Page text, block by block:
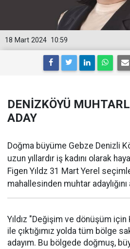
10:59
18 Mart 2024
DENİZKÖYÜ
ADAY
Doğma büyüme Gebze Denizli
uzun yıllardır iş kadını olarak
Figen Yıldz 31 Mart Yerel
mahallesinden muhtar adaylığını
Yıldız "Değişim ve dönüşüm için
ile çıktığımız yolda tüm bölge
adayım. Bu bölgede doğmuş,